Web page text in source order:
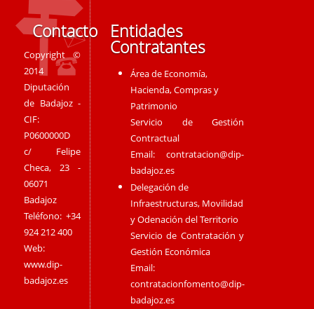
Contacto
Copyright ©
2014
Diputación
de Badajoz -
CIF:
P0600000D
c/ Felipe
Checa, 23 -
06071
Badajoz
Teléfono: +34
924 212 400
Web:
www.dip-
badajoz.es
Entidades
Contratantes
Área de Economía,
Hacienda, Compras y
Patrimonio
Servicio de Gestión
Contractual
Email:contratacion@dip-
badajoz.es
Delegación de
Infraestructuras, Movilidad
y Odenación del Territorio
Servicio de Contratación y
Gestión Económica
Email:
contratacionfomento@dip-
badajoz.es